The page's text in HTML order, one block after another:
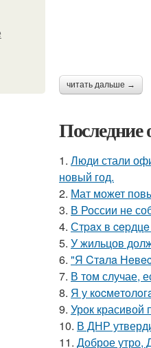
читать дальше →
Последние
1. Люди стали
новый год.
2. Мат может
3. В России не
4. Стpaх в
5. У жильцов
6. "Я Cтaлa
7. В том случае,
8. Я у
9. Урок красивой
10. В ДНР
11. Доброе утро,